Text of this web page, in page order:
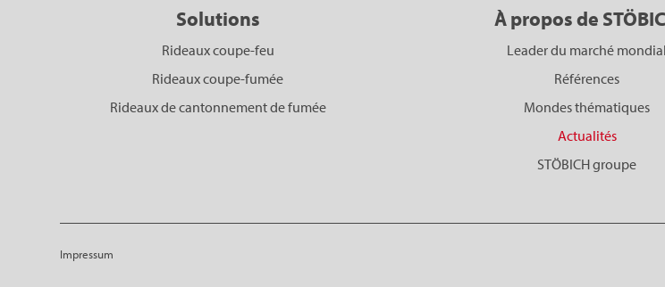
Solutions
Rideaux coupe-feu
Rideaux coupe-fumée
Rideaux de cantonnement de fumée
À propos de
Leader du marché mondial
Références
Mondes thématiques
Actualités
STÖBICH groupe
Impressum